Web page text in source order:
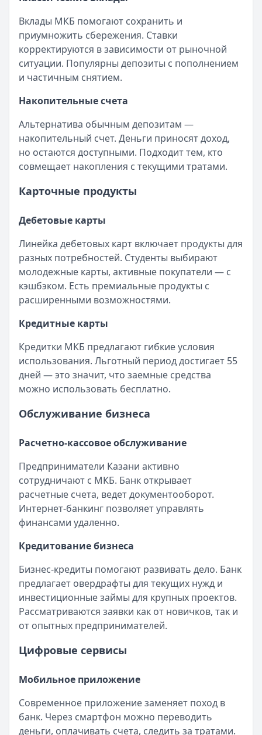
Вклады МКБ помогают сохранить и
приумножить сбережения. Ставки
корректируются в зависимости от рыночной
ситуации. Популярны депозиты с пополнением
и частичным снятием.
Накопительные счета
Альтернатива обычным депозитам —
накопительный счет. Деньги приносят доход,
но остаются доступными. Подходит тем, кто
совмещает накопления с текущими тратами.
Карточные продукты
Дебетовые карты
Линейка дебетовых карт включает продукты для
разных потребностей. Студенты выбирают
молодежные карты, активные покупатели — с
кэшбэком. Есть премиальные продукты с
расширенными возможностями.
Кредитные карты
Кредитки МКБ предлагают гибкие условия
использования. Льготный период достигает 55
дней — это значит, что заемные средства
можно использовать бесплатно.
Обслуживание бизнеса
Расчетно-кассовое обслуживание
Предприниматели Казани активно
сотрудничают с МКБ. Банк открывает
расчетные счета, ведет документооборот.
Интернет-банкинг позволяет управлять
финансами удаленно.
Кредитование бизнеса
Бизнес-кредиты помогают развивать дело. Банк
предлагает овердрафты для текущих нужд и
инвестиционные займы для крупных проектов.
Рассматриваются заявки как от новичков, так и
от опытных предпринимателей.
Цифровые сервисы
Мобильное приложение
Современное приложение заменяет поход в
банк. Через смартфон можно переводить
деньги, оплачивать счета, следить за тратами.